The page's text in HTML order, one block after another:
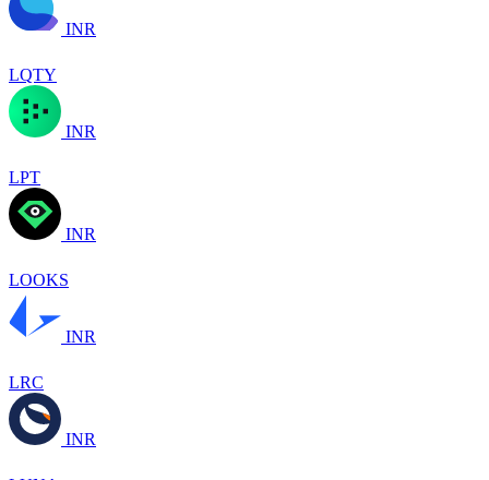
INR
LQTY
INR
LPT
INR
LOOKS
INR
LRC
INR